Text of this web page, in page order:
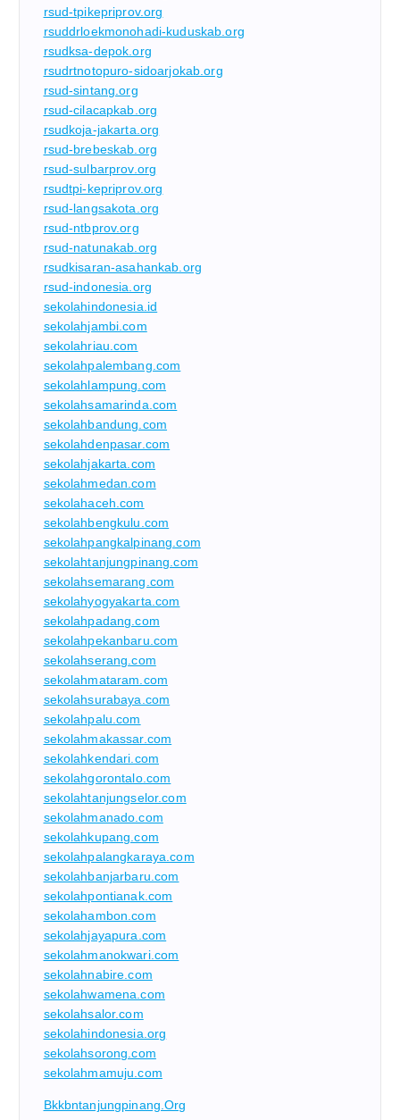
rsud-tpikepriprov.org
rsuddrloekmonohadi-kuduskab.org
rsudksa-depok.org
rsudrtnotopuro-sidoarjokab.org
rsud-sintang.org
rsud-cilacapkab.org
rsudkoja-jakarta.org
rsud-brebeskab.org
rsud-sulbarprov.org
rsudtpi-kepriprov.org
rsud-langsakota.org
rsud-ntbprov.org
rsud-natunakab.org
rsudkisaran-asahankab.org
rsud-indonesia.org
sekolahindonesia.id
sekolahjambi.com
sekolahriau.com
sekolahpalembang.com
sekolahlampung.com
sekolahsamarinda.com
sekolahbandung.com
sekolahdenpasar.com
sekolahjakarta.com
sekolahmedan.com
sekolahaceh.com
sekolahbengkulu.com
sekolahpangkalpinang.com
sekolahtanjungpinang.com
sekolahsemarang.com
sekolahyogyakarta.com
sekolahpadang.com
sekolahpekanbaru.com
sekolahserang.com
sekolahmataram.com
sekolahsurabaya.com
sekolahpalu.com
sekolahmakassar.com
sekolahkendari.com
sekolahgorontalo.com
sekolahtanjungselor.com
sekolahmanado.com
sekolahkupang.com
sekolahpalangkaraya.com
sekolahbanjarbaru.com
sekolahpontianak.com
sekolahambon.com
sekolahjayapura.com
sekolahmanokwari.com
sekolahnabire.com
sekolahwamena.com
sekolahsalor.com
sekolahindonesia.org
sekolahsorong.com
sekolahmamuju.com
Bkkbntanjungpinang.org